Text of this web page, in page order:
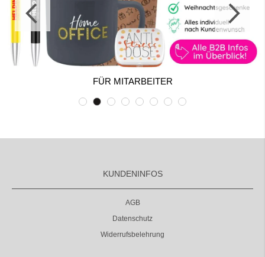
FÜR MITARBEITER
KUNDENINFOS
AGB
Datenschutz
Widerrufsbelehrung